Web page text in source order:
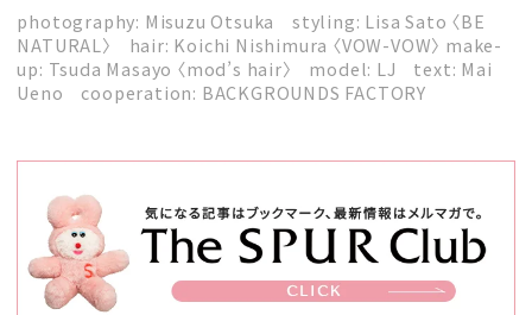
photography: Misuzu Otsuka styling: Lisa Sato 〈BE
NATURAL〉 hair: Koichi Nishimura 〈VOW-VOW〉 make-
up: Tsuda Masayo 〈mod’s hair〉 model: LJ text: Mai
Ueno cooperation: BACKGROUNDS FACTORY